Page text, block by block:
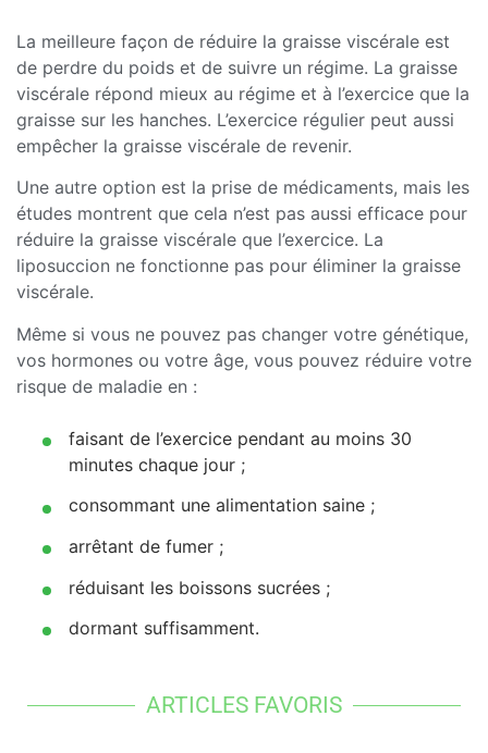
La meilleure façon de réduire la graisse viscérale est
de perdre du poids et de suivre un régime. La graisse
viscérale répond mieux au régime et à l’exercice que la
graisse sur les hanches. L’exercice régulier peut aussi
empêcher la graisse viscérale de revenir.
Une autre option est la prise de médicaments, mais les
études montrent que cela n’est pas aussi efficace pour
réduire la graisse viscérale que l’exercice. La
liposuccion ne fonctionne pas pour éliminer la graisse
viscérale.
Même si vous ne pouvez pas changer votre génétique,
vos hormones ou votre âge, vous pouvez réduire votre
risque de maladie en :
faisant de l’exercice pendant au moins 30
minutes chaque jour ;
consommant une alimentation saine ;
arrêtant de fumer ;
réduisant les boissons sucrées ;
dormant suffisamment.
ARTICLES FAVORIS